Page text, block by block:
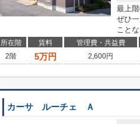
最上
ぜひ
こと
所在階 賃料 管理費・共益費
2階
5万円 2,600円
カーサ ルーチェ Ａ